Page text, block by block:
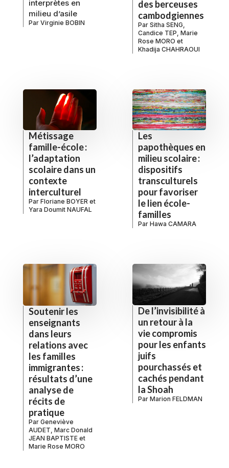
interprètes en
milieu d’asile
Par Virginie BOBIN
des berceuses
cambodgiennes
Par Sitha SENG
Candice TEP Marie
Rose MORO et
Khadija CHAHRAOUI
Métissage
famille-école :
l’adaptation
scolaire dans un
contexte
interculturel
Par Floriane BOYER et
Yara Doumit NAUFAL
Les
papothèques en
milieu scolaire :
dispositifs
transculturels
pour favoriser
le lien école-
familles
Par Hawa CAMARA
Soutenir les
enseignants
dans leurs
relations avec
les familles
immigrantes :
résultats d’une
analyse de
récits de
pratique
Par Geneviève
AUDET Marc Donald
JEAN BAPTISTE et
Marie Rose MORO
De l’invisibilité à
un retour à la
vie compromis
pour les enfants
juifs
pourchassés et
cachés pendant
la Shoah
Par Marion FELDMAN